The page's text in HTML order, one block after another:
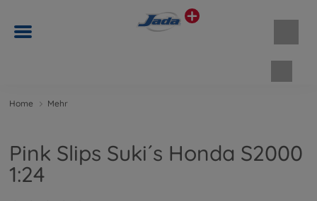
Home Mehr
Pink Slips Suki´s Honda S2000
1:24